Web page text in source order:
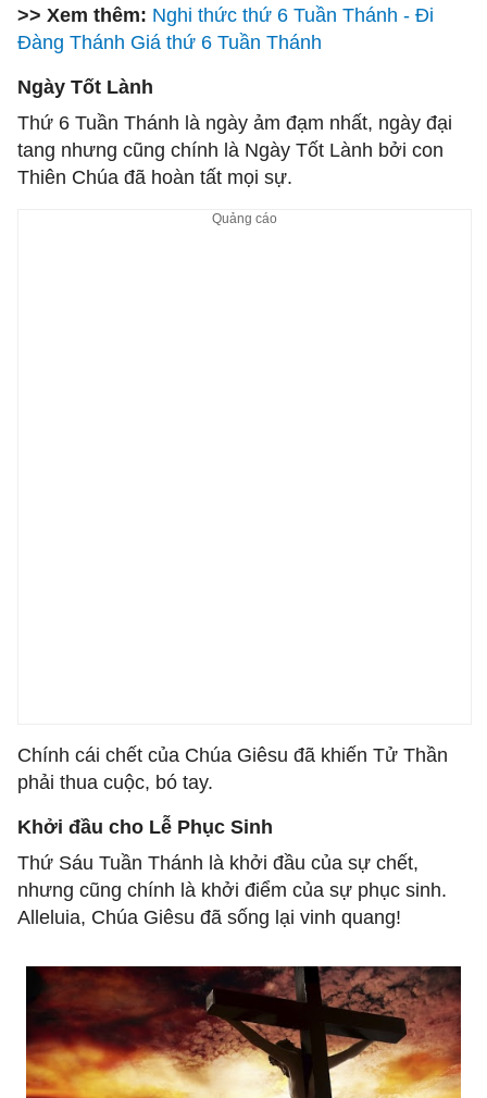
>> Xem thêm: Nghi thức thứ 6 Tuần Thánh - Đi
Đàng Thánh Giá thứ 6 Tuần Thánh
Ngày Tốt Lành
Thứ 6 Tuần Thánh là ngày ảm đạm nhất, ngày đại
tang nhưng cũng chính là Ngày Tốt Lành bởi con
Thiên Chúa đã hoàn tất mọi sự.
Chính cái chết của Chúa Giêsu đã khiến Tử Thần
phải thua cuộc, bó tay.
Khởi đầu cho Lễ Phục Sinh
Thứ Sáu Tuần Thánh là khởi đầu của sự chết,
nhưng cũng chính là khởi điểm của sự phục sinh.
Alleluia, Chúa Giêsu đã sống lại vinh quang!